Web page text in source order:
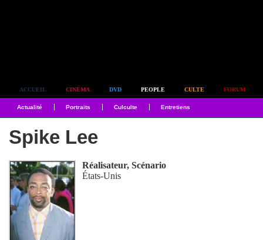
ACCUEIL CINÉMA DVD PEOPLE CULTE FORUM
Actualité Portraits Culculte Entretiens
Spike Lee
Réalisateur, Scénario
États-Unis